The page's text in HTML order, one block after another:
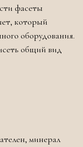
фасеты
который
оборудования.
общий вид
минерал